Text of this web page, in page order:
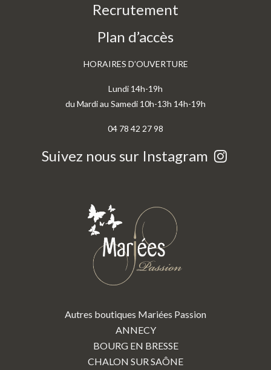
Recrutement
Plan d’accès
HORAIRES D’OUVERTURE
Lundi 14h-19h
du Mardi au Samedi 10h-13h 14h-19h
04 78 42 27 98
Suivez nous sur Instagram
Autres boutiques Mariées Passion
ANNECY
BOURG EN BRESSE
CHALON SUR SAÔNE